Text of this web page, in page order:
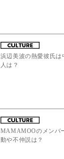
浜辺美波の熱愛彼氏
人は？
MAMAMOOのメンバ
動や不仲説は？